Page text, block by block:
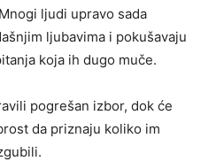
ljudi upravo sada
ljubavima i pokušavaju
koja ih dugo muče.
pogrešan izbor, dok će
da priznaju koliko im